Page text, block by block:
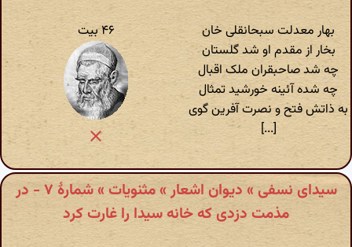
بهار معدلت سبحانقلی خان
بخار از مقدم او شد گلستان
چه شد صاحبقران ملک اقبال
چه شده آئینه خورشید تمثال
به ذاتش فتح و نصرت آفرین گوی
[...]
۴۶ بیت
سیدای نسفی » دیوان اشعار » مثنویات » شمارهٔ ۷ - در
مذمت دزدی که خانه سیدا را غارت کرد